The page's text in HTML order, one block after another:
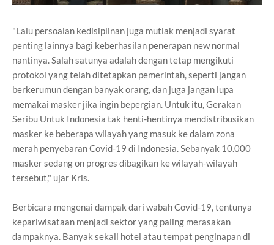
"Lalu persoalan kedisiplinan juga mutlak menjadi syarat
penting lainnya bagi keberhasilan penerapan new normal
nantinya. Salah satunya adalah dengan tetap mengikuti
protokol yang telah ditetapkan pemerintah, seperti jangan
berkerumun dengan banyak orang, dan juga jangan lupa
memakai masker jika ingin bepergian. Untuk itu, Gerakan
Seribu Untuk Indonesia tak henti-hentinya mendistribusikan
masker ke beberapa wilayah yang masuk ke dalam zona
merah penyebaran Covid-19 di Indonesia. Sebanyak 10.000
masker sedang on progres dibagikan ke wilayah-wilayah
tersebut," ujar Kris.
Berbicara mengenai dampak dari wabah Covid-19, tentunya
kepariwisataan menjadi sektor yang paling merasakan
dampaknya. Banyak sekali hotel atau tempat penginapan di